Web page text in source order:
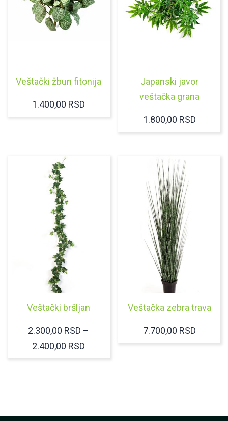
Veštački žbun fitonija
1.400,00 RSD
Japanski javor
veštačka grana
1.800,00 RSD
Veštački bršljan
2.300,00 RSD –
2.400,00 RSD
Veštačka zebra trava
7.700,00 RSD